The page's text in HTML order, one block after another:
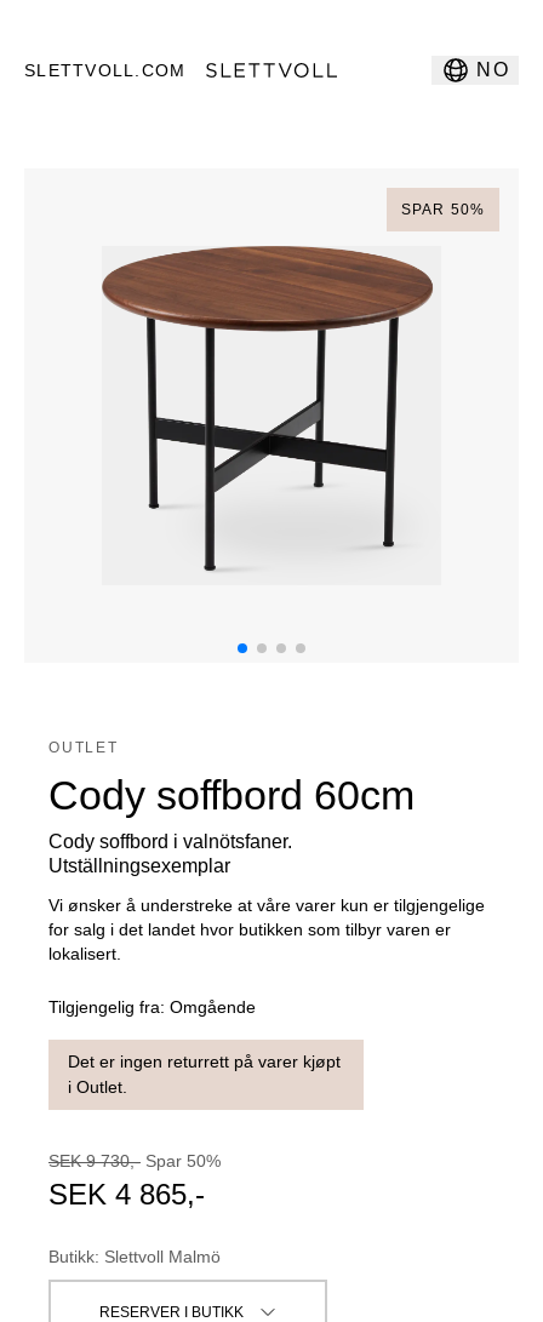
SLETTVOLL.COM NO
SPAR 50%
OUTLET
Cody soffbord 60cm
Cody soffbord i valnötsfaner.
Utställningsexemplar
Vi ønsker å understreke at våre varer kun er tilgjengelige
for salg i det landet hvor butikken som tilbyr varen er
lokalisert.
Tilgjengelig fra: Omgående
Det er ingen returrett på varer kjøpt
i Outlet.
SEK 9 730,- Spar 50%
SEK 4 865,-
Butikk: Slettvoll Malmö
RESERVER I BUTIKK